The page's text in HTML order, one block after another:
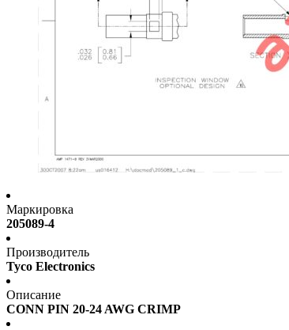
Маркировка
205089-4
Производитель
Tyco Electronics
Описание
CONN PIN 20-24 AWG CRIMP